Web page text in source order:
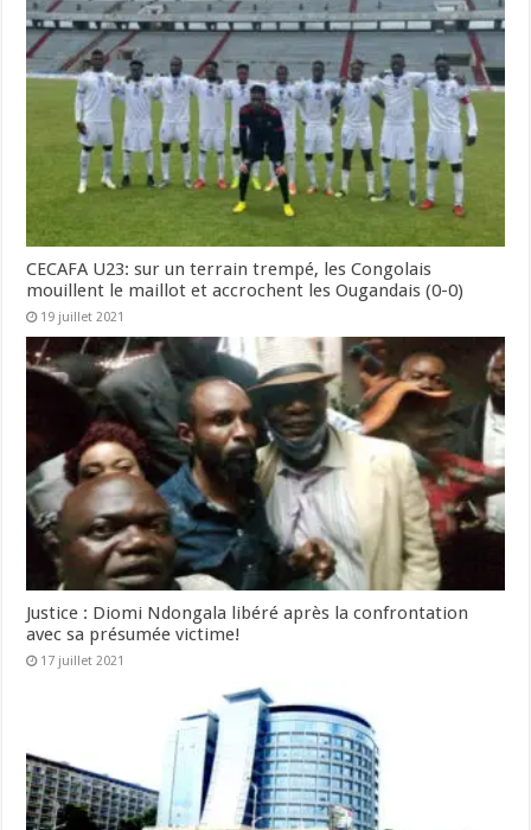
CECAFA U23: sur un terrain trempé, les Congolais
mouillent le maillot et accrochent les Ougandais (0-0)
19 juillet 2021
Justice : Diomi Ndongala libéré après la confrontation
avec sa présumée victime!
17 juillet 2021